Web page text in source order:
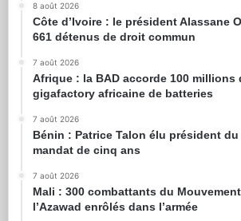
8 août 2026
Côte d’Ivoire : le président Alassane
661 détenus de droit commun
7 août 2026
Afrique : la BAD accorde 100 millions
gigafactory africaine de batteries
7 août 2026
Bénin : Patrice Talon élu président
mandat de cinq ans
7 août 2026
Mali : 300 combattants du
l’Azawad enrôlés dans l’armée